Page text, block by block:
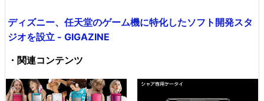
ディズニー、任天堂のゲーム機に特化したソフト開発スタ
ジオを設立 - GIGAZINE
・関連コンテンツ